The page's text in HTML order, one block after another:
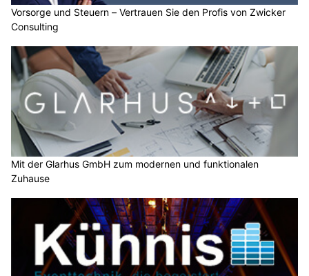
Vorsorge und Steuern – Vertrauen Sie den Profis von Zwicker
Consulting
Mit der Glarhus GmbH zum modernen und funktionalen
Zuhause